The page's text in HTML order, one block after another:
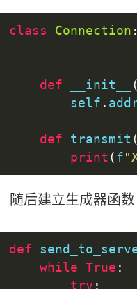
class Connection :
def __init__ (
        self
.
def transmit (
print (f
随后建立生成器函数
def
while True :
try :